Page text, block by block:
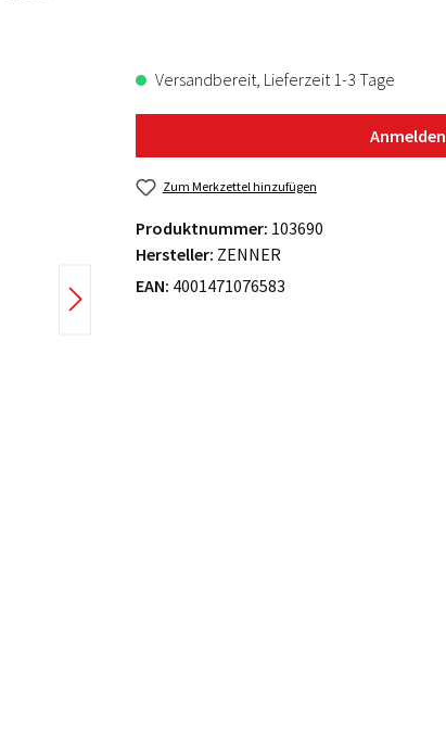
Versandbereit, Lieferzeit 1-3 Tage
Anmelden
Zum Merkzettel hinzufügen
Produktnummer: 103690
Hersteller: ZENNER
EAN: 4001471076583